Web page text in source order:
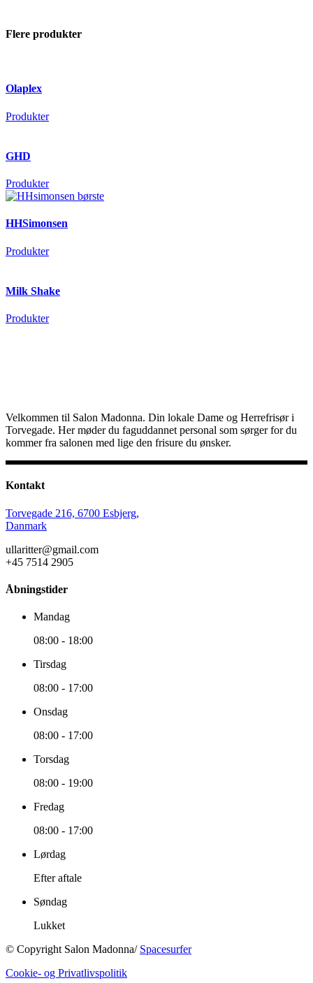
Flere produkter
Olaplex
Produkter
GHD
Produkter
HHSimonsen
Produkter
Milk Shake
Produkter
Velkommen til Salon Madonna. Din lokale Dame og Herrefrisør i
Torvegade. Her møder du faguddannet personal som sørger for du
kommer fra salonen med lige den frisure du ønsker.
Kontakt
Torvegade 216, 6700 Esbjerg,
Danmark
ullaritter@gmail.com
+45 7514 2905
Åbningstider
Mandag
08:00 - 18:00
Tirsdag
08:00 - 17:00
Onsdag
08:00 - 17:00
Torsdag
08:00 - 19:00
Fredag
08:00 - 17:00
Lørdag
Efter aftale
Søndag
Lukket
© Copyright Salon Madonna/ Spacesurfer
Cookie- og Privatlivspolitik